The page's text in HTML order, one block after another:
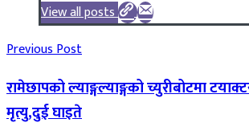
View all posts
Previous Post
रामेछापको ल्याङ्गल्याङ्गको च्युरीबोटमा
मृत्यु,दुई घाइते